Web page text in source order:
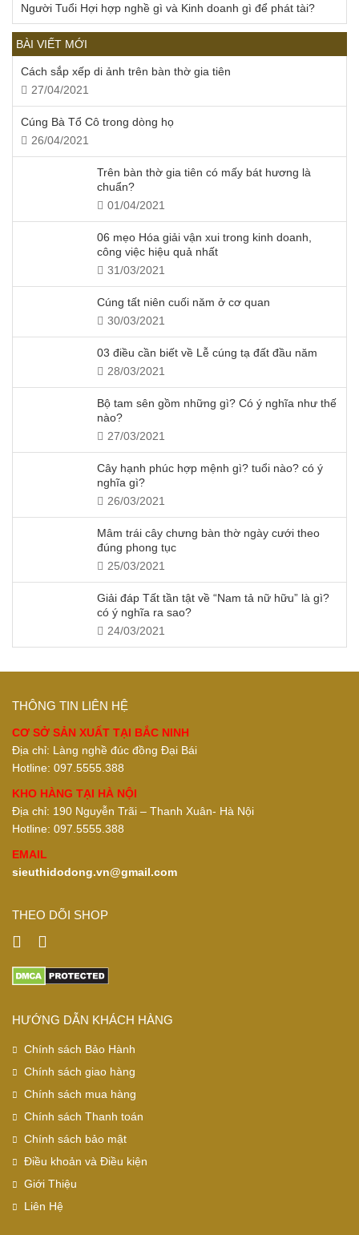
Người Tuổi Hợi hợp nghề gì và Kinh doanh gì để phát tài?
BÀI VIẾT MỚI
Cách sắp xếp di ảnh trên bàn thờ gia tiên
27/04/2021
Cúng Bà Tổ Cô trong dòng họ
26/04/2021
Trên bàn thờ gia tiên có mấy bát hương là
chuẩn?
01/04/2021
06 mẹo Hóa giải vận xui trong kinh doanh,
công việc hiệu quả nhất
31/03/2021
Cúng tất niên cuối năm ở cơ quan
30/03/2021
03 điều cần biết về Lễ cúng tạ đất đầu năm
28/03/2021
Bộ tam sên gồm những gì? Có ý nghĩa như thế
nào?
27/03/2021
Cây hạnh phúc hợp mệnh gì? tuổi nào? có ý
nghĩa gì?
26/03/2021
Mâm trái cây chưng bàn thờ ngày cưới theo
đúng phong tục
25/03/2021
Giải đáp Tất tần tật về “Nam tả nữ hữu” là gì?
có ý nghĩa ra sao?
24/03/2021
THÔNG TIN LIÊN HỆ
CƠ SỞ SẢN XUẤT TẠI BẮC NINH
Địa chỉ: Làng nghề đúc đồng Đại Bái
Hotline: 097.5555.388
KHO HÀNG TẠI HÀ NỘI
Địa chỉ: 190 Nguyễn Trãi – Thanh Xuân- Hà Nội
Hotline: 097.5555.388
EMAIL
sieuthidodong.vn@gmail.com
THEO DÕI SHOP
HƯỚNG DẪN KHÁCH HÀNG
Chính sách Bảo Hành
Chính sách giao hàng
Chính sách mua hàng
Chính sách Thanh toán
Chính sách bảo mật
Điều khoản và Điều kiện
Giới Thiệu
Liên Hệ